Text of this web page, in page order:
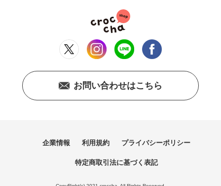
お問い合わせはこちら
企業情報 利用規約 プライバシーポリシー
特定商取引法に基づく表記